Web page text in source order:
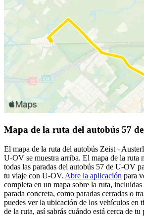
Mapa de la ruta del autobús 57
El mapa de la ruta del autobús Zeist -
U-OV se muestra arriba. El mapa de la ruta
todas las paradas del autobús 57 de U-OV
tu viaje con U-OV. Abre la aplicación para
completa en un mapa sobre la ruta, incluidas
parada concreta, como paradas cerradas o
puedes ver la ubicación de los vehículos en
de la ruta, así sabrás cuándo está cerca de tu